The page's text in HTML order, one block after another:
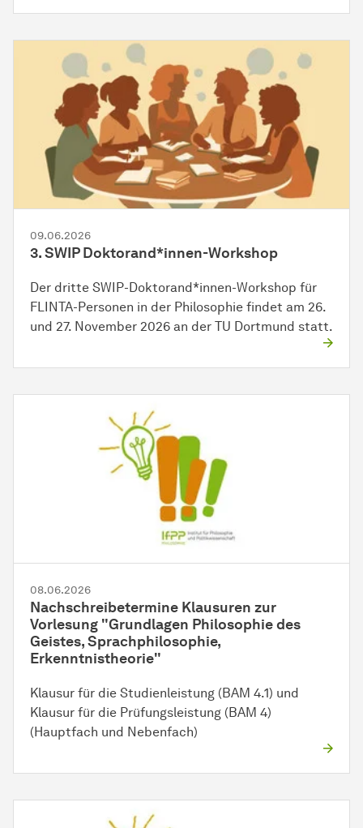
09.06.2026
3. SWIP Doktorand*innen-Workshop
Der dritte SWIP-Doktorand*innen-Workshop für
FLINTA-Personen in der Philosophie findet am 26.
und 27. November 2026 an der TU Dortmund statt.
08.06.2026
Nachschreibetermine Klausuren zur
Vorlesung "Grundlagen Philosophie des
Geistes, Sprachphilosophie,
Erkenntnistheorie"
Klausur für die Studienleistung (BAM 4.1) und
Klausur für die Prüfungsleistung (BAM 4)
(Hauptfach und Nebenfach)